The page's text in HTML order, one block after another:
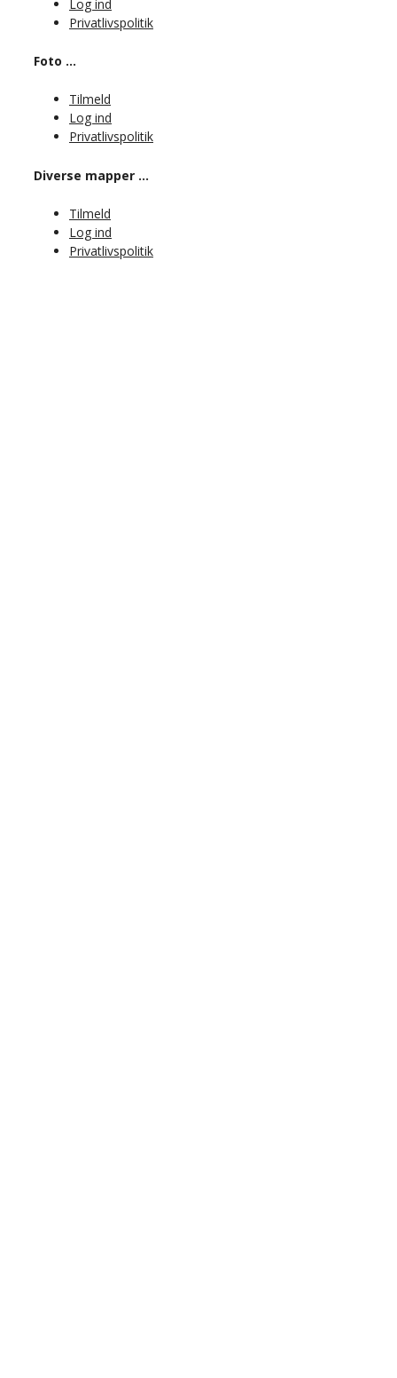
Log ind
Privatlivspolitik
Foto …
Tilmeld
Log ind
Privatlivspolitik
Diverse mapper …
Tilmeld
Log ind
Privatlivspolitik